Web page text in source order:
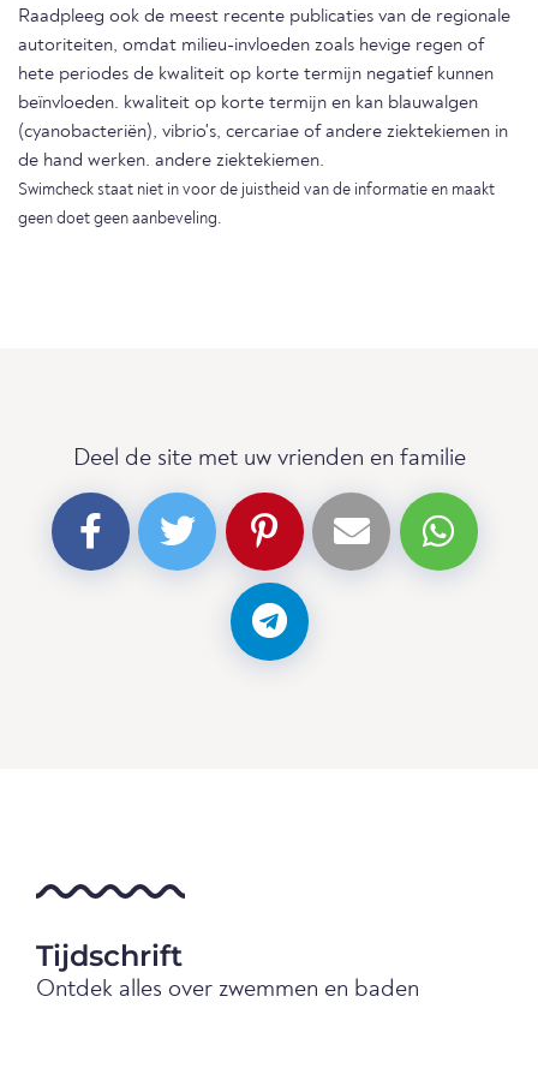
Raadpleeg ook de meest recente publicaties van de regionale
autoriteiten, omdat milieu-invloeden zoals hevige regen of
hete periodes de kwaliteit op korte termijn negatief kunnen
beïnvloeden. kwaliteit op korte termijn en kan blauwalgen
(cyanobacteriën), vibrio's, cercariae of andere ziektekiemen in
de hand werken. andere ziektekiemen.
Swimcheck staat niet in voor de juistheid van de informatie en maakt
geen doet geen aanbeveling.
Deel de site met uw vrienden en familie
Tijdschrift
Ontdek alles over zwemmen en baden